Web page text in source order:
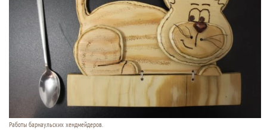
Работы барнаульских хендмейдеров.